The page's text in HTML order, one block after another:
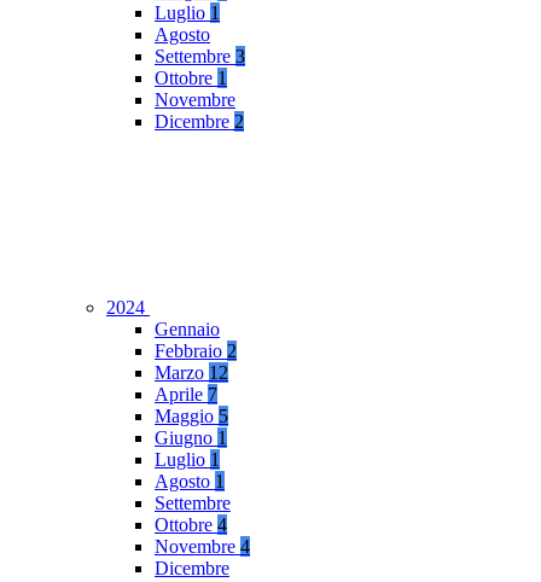
Luglio 1
Agosto
Settembre 3
Ottobre 1
Novembre
Dicembre 2
2024
Gennaio
Febbraio 2
Marzo 12
Aprile 7
Maggio 5
Giugno 1
Luglio 1
Agosto 1
Settembre
Ottobre 4
Novembre 4
Dicembre